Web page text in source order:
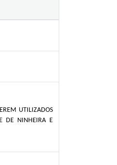
UTILIZADOS
DE NINHEIRA E